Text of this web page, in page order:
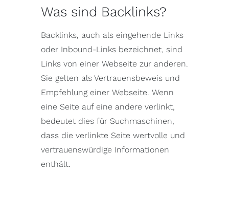
Was sind Backlinks?
Backlinks, auch als eingehende Links
oder Inbound-Links bezeichnet, sind
Links von einer Webseite zur anderen.
Sie gelten als Vertrauensbeweis und
Empfehlung einer Webseite. Wenn
eine Seite auf eine andere verlinkt,
bedeutet dies für Suchmaschinen,
dass die verlinkte Seite wertvolle und
vertrauenswürdige Informationen
enthält.